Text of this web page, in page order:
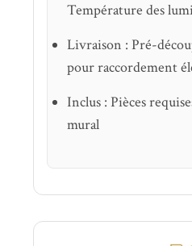
Température des
Livraison : Pré-
pour raccordement
Inclus : Pièces
mural